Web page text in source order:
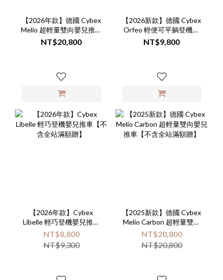
【2026年款】德國 Cybex
Melio 超輕量雙向嬰兒推車
(多款選擇)【不含全站滿額
贈】
NT$20,800
【2026新款】德國 Cybex
Orfeo 輕便可平躺登機嬰
兒推車【不含全站滿額
贈】
NT$9,800
【2026年款】Cybex
Libelle 輕巧登機嬰兒推車
【不含全站滿額贈】
NT$8,800
NT$9,300
【2025新款】德國 Cybex
Melio Carbon 超輕量雙向
嬰兒推車【不含全站滿額
贈】
NT$20,800
NT$20,800